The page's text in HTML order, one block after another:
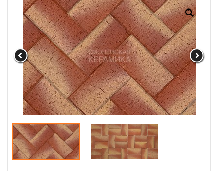
Доставка
Сотрудничество
Галерея объектов
Контакты